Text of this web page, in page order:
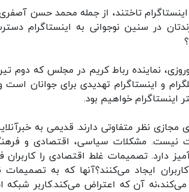
تاختند، از جمله محمد حسن
در سنین نوجوانی به اینستاگرام
نماینده رباط کریم در مجلس که دوم
و اینستاگرام تهدیدی برای جوانان
اینستاگرام خواهیم بود.
مجازی نظر متفاوتی دارند. قدیمی به
نیست. مشکلات سیاسی، اقتصادی و
دارد. تصمیمات غلط اقتصادی را کاربران
ایجاد می‌کنند؟آنها که به
آن که اعتراض می‌کند.کاربر